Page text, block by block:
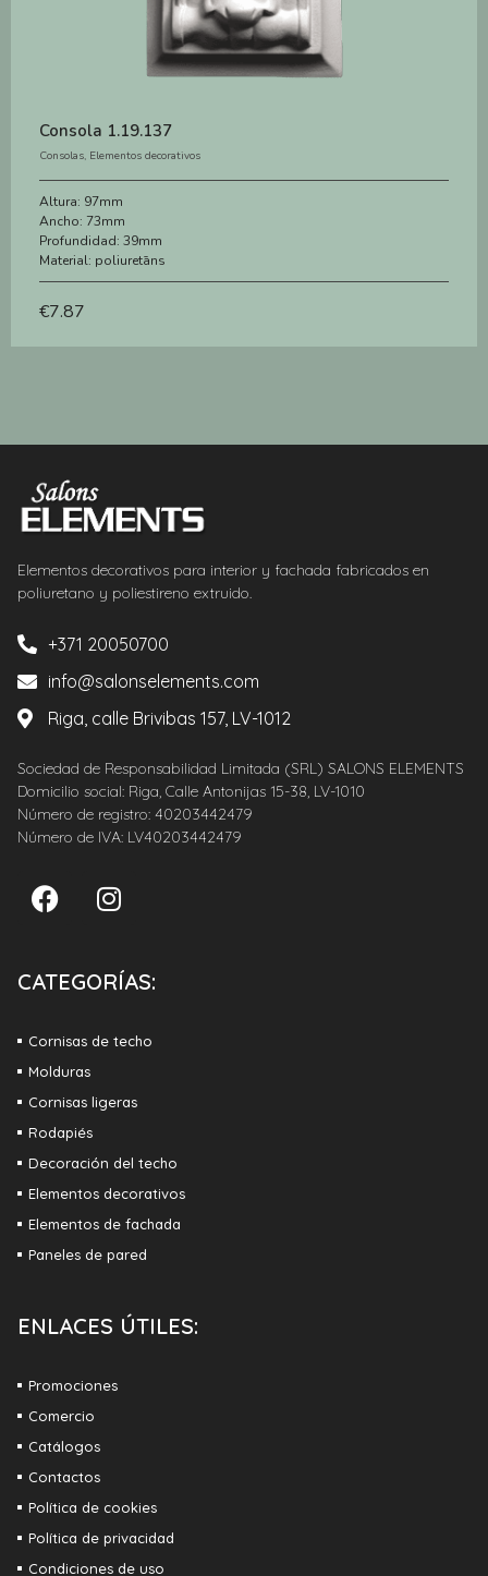
Consola 1.19.137
Consolas, Elementos decorativos
Altura: 97mm
Ancho: 73mm
Profundidad: 39mm
Material: poliuretāns
€7.87
Elementos decorativos para interior y fachada fabricados en
poliuretano y poliestireno extruido.
+371 20050700
info@salonselements.com
Riga, calle Brivibas 157, LV-1012
Sociedad de Responsabilidad Limitada (SRL) SALONS ELEMENTS
Domicilio social: Riga, Calle Antonijas 15-38, LV-1010
Número de registro: 40203442479
Número de IVA: LV40203442479
CATEGORÍAS:
Cornisas de techo
Molduras
Cornisas ligeras
Rodapiés
Decoración del techo
Elementos decorativos
Elementos de fachada
Paneles de pared
ENLACES ÚTILES:
Promociones
Comercio
Catálogos
Contactos
Política de cookies
Política de privacidad
Condiciones de uso